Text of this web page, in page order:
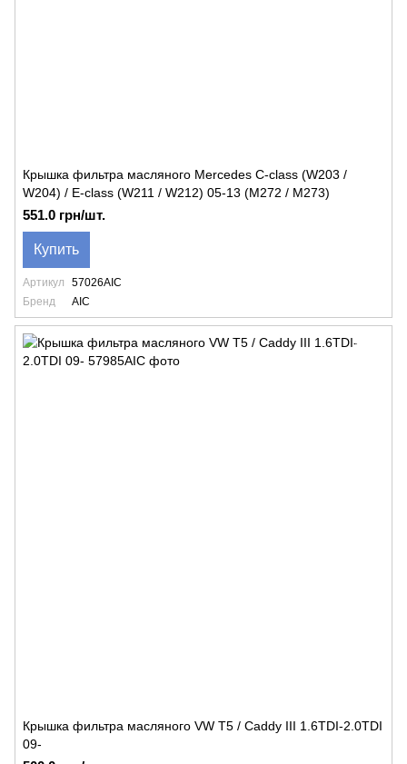
Крышка фильтра масляного Mercedes C-class (W203 /
W204) / E-class (W211 / W212) 05-13 (M272 / M273)
551.0 грн/шт.
Купить
Артикул
57026AIC
Бренд
AIC
Крышка фильтра масляного VW T5 / Caddy III 1.6TDI-2.0TDI
09-